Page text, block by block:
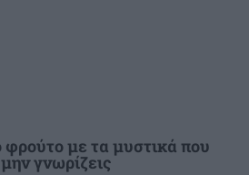
φρούτο με τα μυστικά που
γνωρίζεις